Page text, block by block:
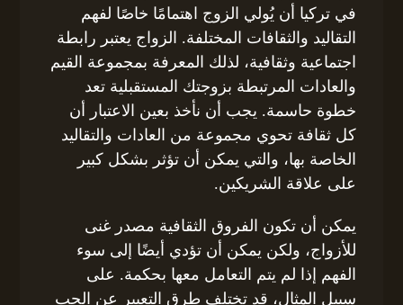
في تركيا أن يُولي الزوج اهتمامًا خاصًا لفهم
التقاليد والثقافات المختلفة. الزواج يعتبر رابطة
اجتماعية وثقافية، لذلك المعرفة بمجموعة القيم
والعادات المرتبطة بزوجتك المستقبلية تعد
خطوة حاسمة. يجب أن نأخذ بعين الاعتبار أن
كل ثقافة تحوي مجموعة من العادات والتقاليد
الخاصة بها، والتي يمكن أن تؤثر بشكل كبير
على علاقة الشريكين.
يمكن أن تكون الفروق الثقافية مصدر غنى
للأزواج، ولكن يمكن أن تؤدي أيضًا إلى سوء
الفهم إذا لم يتم التعامل معها بحكمة. على
سبيل المثال، قد تختلف طرق التعبير عن الحب